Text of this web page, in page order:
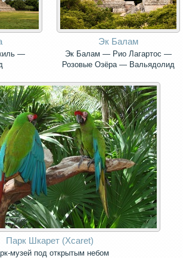
—
Эк Балам
Эк Балам — Рио Лагартос —
Розовые Озёра — Вальядолид
Парк Шкарет (Xcaret)
музей под открытым небом